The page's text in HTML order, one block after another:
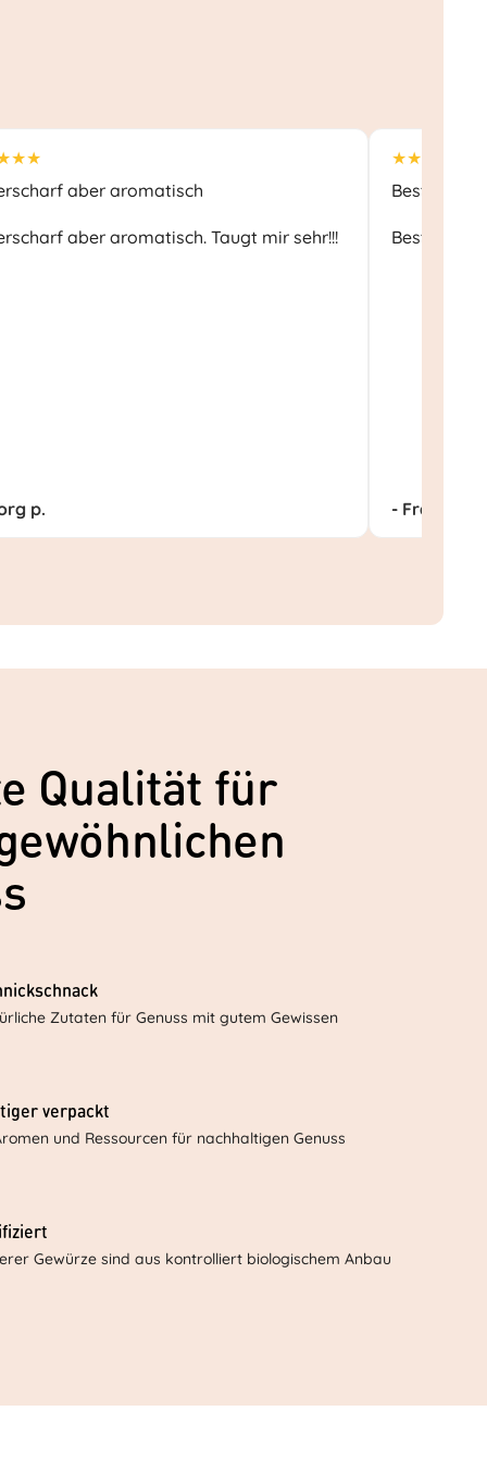
aber aromatisch
aber aromatisch. Taugt mir sehr!!!
p.
★★★★★
Beste
Beste
- Frank M.
Qualität für
Zutaten für Genuss mit gutem Gewissen
verpackt
und Ressourcen für nachhaltigen Genuss
Gewürze sind aus kontrolliert biologischem Anbau